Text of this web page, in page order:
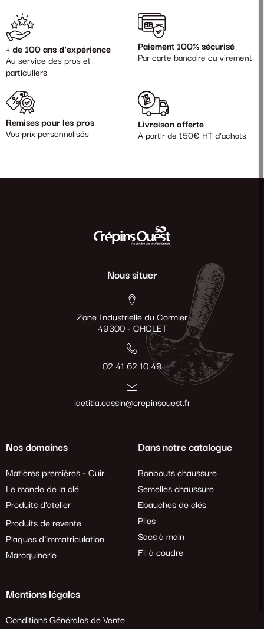
+ de 100 ans d'expérience
Au service des pros et
particuliers
Paiement 100% sécurisé
Par carte bancaire ou virement
Remises pour les pros
Vos prix personnalisés
Livraison offerte
À partir de 150€ HT d'achats
Nous situer
Zone Industrielle du Cormier
49300 - CHOLET
02 41 62 10 49
laetitia.cassin@crepinsouest.fr
Nos domaines
Matières premières - Cuir
Le monde de la clé
Produits d'atelier
Produits de revente
Plaques d'immatriculation
Maroquinerie
Dans notre catalogue
Bonbouts chaussure
Semelles chaussure
Ebauches de clés
Piles
Sacs à main
Fil à coudre
Mentions légales
Conditions Générales de Vente